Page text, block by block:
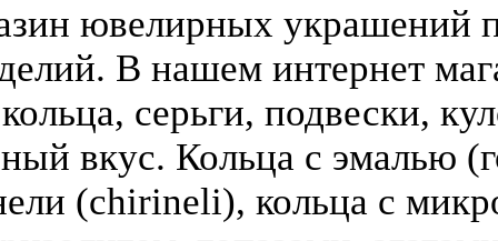
ювелирных украшений
В нашем интернет
серьги, подвески,
вкус. Кольца с эмалью
(chirineli), кольца с